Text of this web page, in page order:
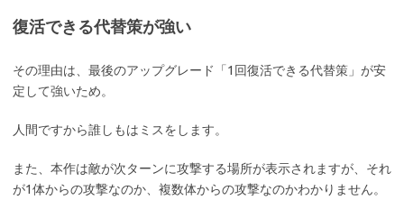
復活できる代替策が強い
その理由は、最後のアップグレード「1回復活できる代替策」が安
定して強いため。
人間ですから誰しもはミスをします。
また、本作は敵が次ターンに攻撃する場所が表示されますが、それ
が1体からの攻撃なのか、複数体からの攻撃なのかわかりません。